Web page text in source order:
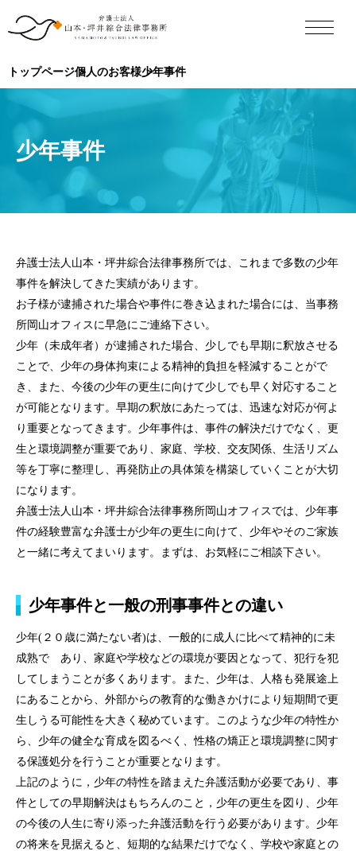
トップページ個人のお客様少年事件
少年事件
弁護士法人山本・坪井綜合法律事務所では、これまで多数の少年
事件を解決してきた実績があります。
お子様が逮捕された場合や事件に巻き込まれた場合には、当事務
所岡山オフィスに早急にご連絡下さい。
少年（未成年者）が逮捕された場合、少しでも早期に釈放させる
ことで、少年の身体拘束による精神的負担を軽減することがで
き、また、今後の少年の更生に向けて少しでも早く対応すること
が可能となります。早期の釈放にあたっては、迅速な対応が何よ
り重要となってきます。少年事件は、事件の解決だけでなく、更
生と環境調整が重要であり、家庭、学校、交友関係、生活リズム
等を丁寧に整理し、再発防止の具体策を構築していくことが大切
になります。
弁護士法人山本・坪井綜合法律事務所岡山オフィスでは、少年事
件の経験豊富な弁護士が少年の更生に向けて、少年やそのご家族
と一緒に考えてまいります。まずは、お気軽にご相談下さい。
少年事件と一般の刑事事件との違い
少年(２０歳に満たない者)は、一般的に成人に比べて精神的に未
成熟で あり、家庭や学校などの環境が要因となって、犯行を犯
してしまうことが多くあります。また、少年は、人格も発展途上
にあることから、外部からの教育的な働きかけにより短期間で更
生しうる可能性を大きく秘めています。このような少年の特性か
ら、少年の健全な育成を図るべく、性格の矯正と環境調整に関す
る保護処分を行うことが重要となります。
上記のように，少年の特性を踏まえた弁護活動が必要であり、事
件としての早期解決はもちろんのこと，少年の更生を図り、少年
の今後の人生に寄り添った弁護活動を行う必要があります。少年
の将来を見据えると、短期的な結果だけでなく、学校や家庭との